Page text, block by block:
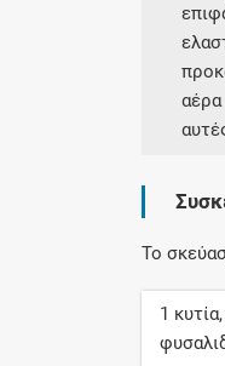
Το
1 κυτία